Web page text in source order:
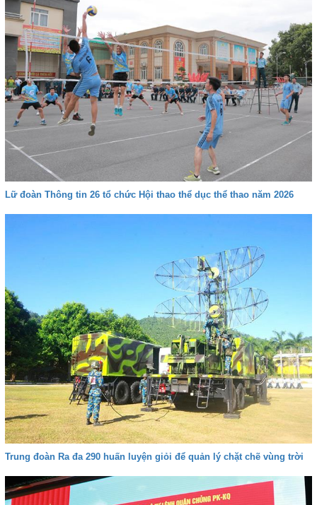
Lữ đoàn Thông tin 26 tổ chức Hội thao thể dục thể thao năm 2026
Trung đoàn Ra đa 290 huấn luyện giỏi để quản lý chặt chẽ vùng trời